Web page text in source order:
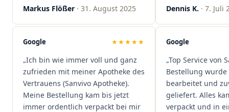
alles läuft unkompliziert und
sind extrem zügig, was mir jedes
Mal viel Zeit spart. Man merkt,
Kundenzufriedenheit an erster
Stelle stehen. Vielen Dank an das
Team von Sanvivo – ich bin
rundum begeistert!"
Markus Flößer · 31. August 2025
wieder!"
Dennis K. · 7. Juli
Google ★★★★★
„Ich bin wie immer voll und ganz
zufrieden mit meiner Apotheke des
Vertrauens (Sanvivo Apotheke).
Meine Bestellung kam bis jetzt
immer ordentlich verpackt bei mir
Google
„Top Service von
Bestellung wurde
bearbeitet und
geliefert. Alles
verpackt und in